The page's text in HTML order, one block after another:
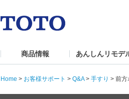
商品情報 あんしんリモデ
Home > お客様サポート > Q&A> 手すり > 前方